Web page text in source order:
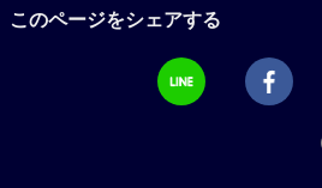
このページをシェアする